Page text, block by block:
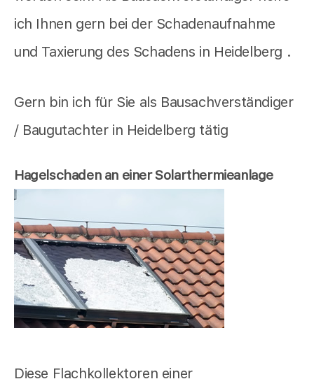
ich Ihnen gern bei der Schadenaufnahme
und Taxierung des Schadens in Heidelberg .
Gern bin ich für Sie als Bausachverständiger
/ Baugutachter in Heidelberg tätig
Hagelschaden an einer Solarthermieanlage
Diese Flachkollektoren einer